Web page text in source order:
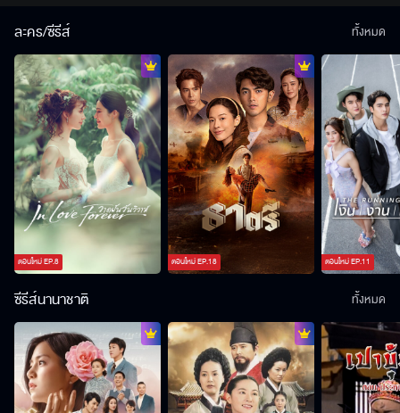
ละคร/ซีรีส์
ตอนใหม่EP.8 ตอนใหม่EP.18 ตอนใหม่EP.11
ทั้งหมด
ซีรีส์นานาชาติ ทั้งหมด